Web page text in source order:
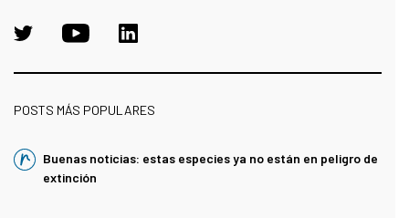
POSTS MÁS POPULARES
Buenas noticias: estas especies ya no están en peligro de
extinción